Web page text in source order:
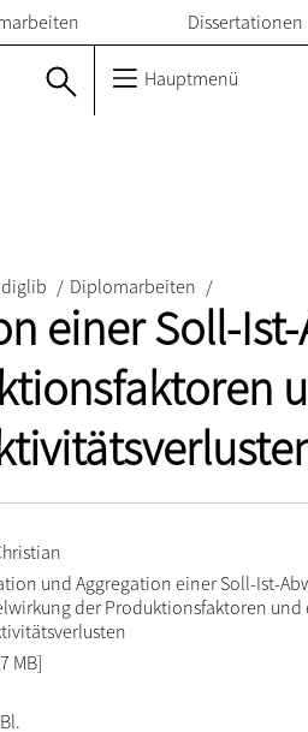
Dissertationen
Hauptmenü
/ Diplomarbeiten /
einer Soll-
und Aggregation einer Soll-Ist-
der Produktionsfaktoren und
MB]